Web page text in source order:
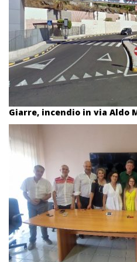
Giarre, incendio in via Aldo